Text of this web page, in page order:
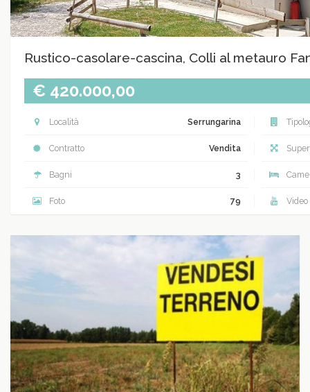
Rustico-casolare-cascina, Colli al metauro
€ 420.000,00
Località Serrungarina
Contratto Vendita
Bagni 3
Foto 79 Video